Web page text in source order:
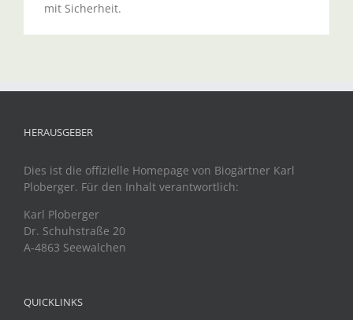
mit Sicherheit.
HERAUSGEBER
Dies ist die offizielle Homepage von Biogärtner Karl
Ploberger. Für den Inhalt verantwortlich:
Karl Ploberger
Dr. Schuhstraße 20
A-4863 Seewalchen
QUICKLINKS